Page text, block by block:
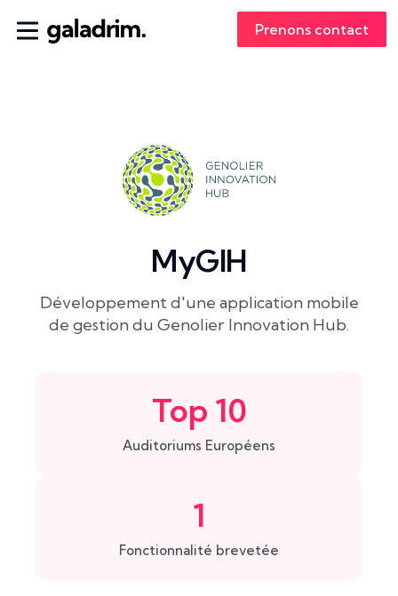
Prenons contact
MyGIH
Développement d'une application mobile
de gestion du Genolier Innovation Hub.
Top 10
Auditoriums Européens
1
Fonctionnalité brevetée